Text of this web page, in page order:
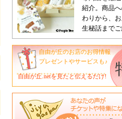
紹介。商品
わりから、
生秘話までご
自由が丘のお店のお得情報
プレゼントやサービスも♪
自由が丘.netを見たと伝えるだけ!